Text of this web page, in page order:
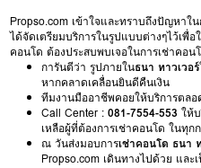
Propso.com เข้าใจและทราบถึงปัญหาใ
ได้จัดเตรียมบริการในรูปแบบต่างๆไว้เพื่
คอนโด ต้องประสบพบเจอในการเช่าคอน
การันตีว่า รูปภายในธนา ทาวเวอร์
หากคลาดเคลื่อนยินดีคืนเงิน
ทีมงานมืออาชีพคอยให้บริการตลอ
Call Center :081-7554-553 ให้
เหลือผู้ที่ต้องการเช่าคอนโด ในทุก
ณ วันส่งมอบการเช่าคอนโด ธนา
Propso.com เดินทางไปด้วย แล